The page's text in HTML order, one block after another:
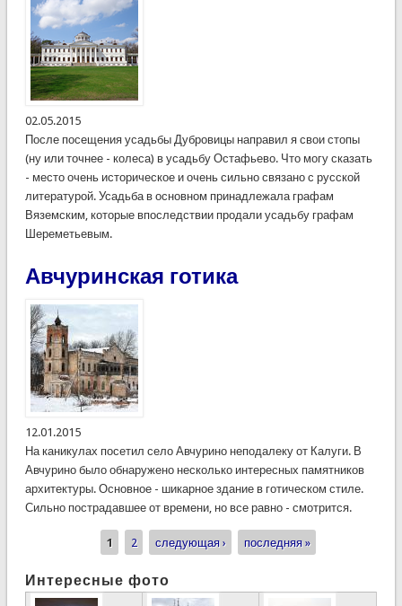
02.05.2015
После посещения усадьбы Дубровицы направил я свои стопы
(ну или точнее - колеса) в усадьбу Остафьево. Что могу сказать
- место очень историческое и очень сильно связано с русской
литературой. Усадьба в основном принадлежала графам
Вяземским, которые впоследствии продали усадьбу графам
Шереметьевым.
Авчуринская готика
12.01.2015
На каникулах посетил село Авчурино неподалеку от Калуги. В
Авчурино было обнаружено несколько интересных памятников
архитектуры. Основное - шикарное здание в готическом стиле.
Сильно пострадавшее от времени, но все равно - смотрится.
Страницы
1 2 следующая › последняя »
Интересные фото